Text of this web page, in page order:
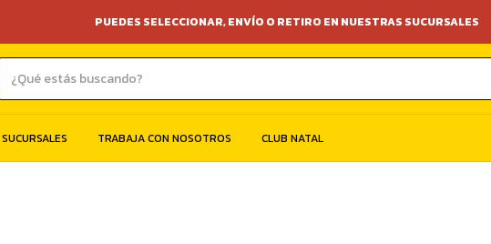
PUEDES SELECCIONAR, ENVÍO O RETIRO EN NUESTRAS SUCURSALES
SUCURSALES TRABAJA CON NOSOTROS CLUB NATAL